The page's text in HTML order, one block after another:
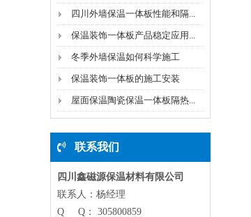
四川外墙保温一体板性能和隔...
保温装饰一体板产品稳定应用...
冬季外墙保温如何科学施工
保温装饰一体板的施工安装
屋面保温陶瓷保温一体板隔热...
联系我们
四川鑫磁源保温材料有限公司
联系人：杨经理
Q Q： 305800859